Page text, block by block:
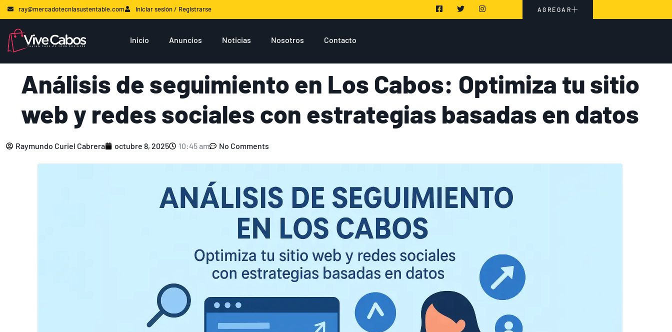
ray@mercadotecniasustentable.com Iniciar sesión / Registrarse AGREGAR
Inicio Anuncios Noticias Nosotros Contacto
Análisis de seguimiento en Los Cabos: Optimiza tu sitio
web y redes sociales con estrategias basadas en datos
Raymundo Curiel Cabrera octubre 8, 2025 10:45 am No Comments